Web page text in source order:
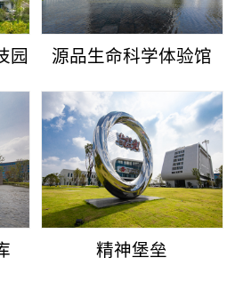
园 源品生命科学体验馆
精神堡垒